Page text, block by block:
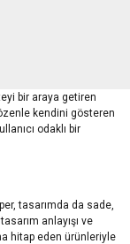
bir araya getiren
kendini gösteren
odaklı bir
tasarımda da sade,
anlayışı ve
hitap eden ürünleriyle